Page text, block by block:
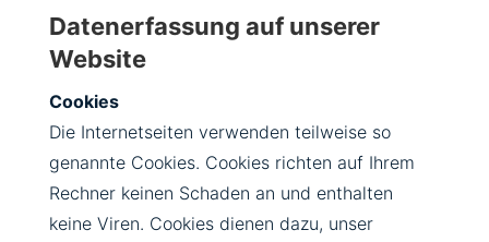
Datenerfassung auf unserer
Website
Cookies
Die Internetseiten verwenden teilweise so
genannte Cookies. Cookies richten auf Ihrem
Rechner keinen Schaden an und enthalten
keine Viren. Cookies dienen dazu, unser